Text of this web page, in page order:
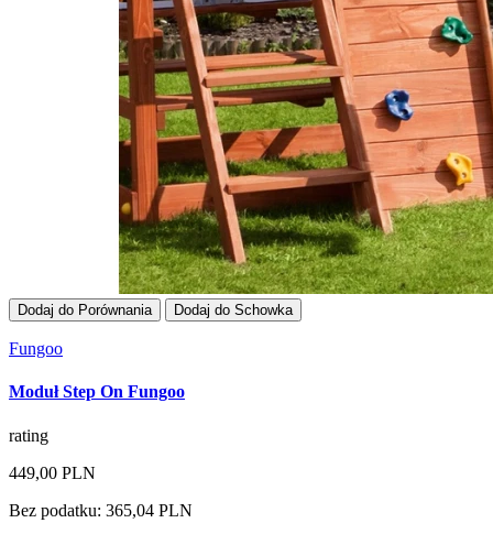
Dodaj do Porównania Dodaj do Schowka
Fungoo
Moduł Step On Fungoo
rating
449,00 PLN
Bez podatku: 365,04 PLN